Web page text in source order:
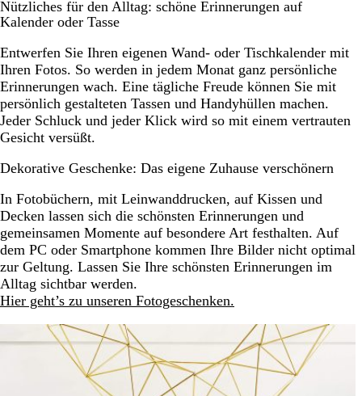
Nützliches für den Alltag: schöne Erinnerungen auf
Kalender oder Tasse
Entwerfen Sie Ihren eigenen Wand- oder Tischkalender mit
Ihren Fotos. So werden in jedem Monat ganz persönliche
Erinnerungen wach. Eine tägliche Freude können Sie mit
persönlich gestalteten Tassen und Handyhüllen machen.
Jeder Schluck und jeder Klick wird so mit einem vertrauten
Gesicht versüßt.
Dekorative Geschenke: Das eigene Zuhause verschönern
In Fotobüchern, mit Leinwanddrucken, auf Kissen und
Decken lassen sich die schönsten Erinnerungen und
gemeinsamen Momente auf besondere Art festhalten. Auf
dem PC oder Smartphone kommen Ihre Bilder nicht optimal
zur Geltung. Lassen Sie Ihre schönsten Erinnerungen im
Alltag sichtbar werden.
Hier geht’s zu unseren Fotogeschenken.